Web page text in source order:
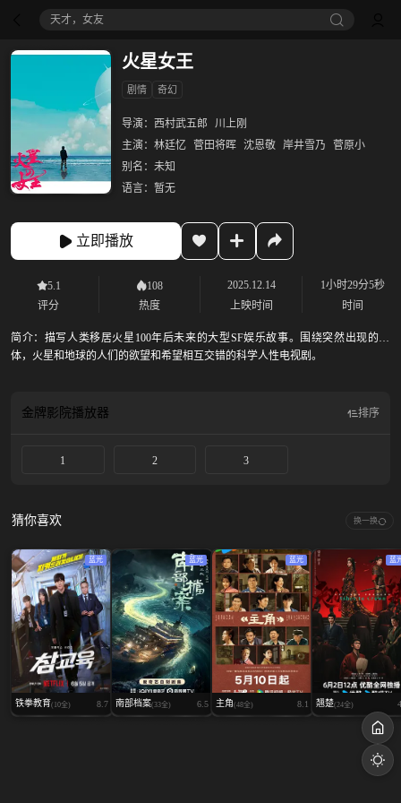
天才，女友
火星女王
剧情 奇幻
导演： 西村武五郎
川上刚
主演： 林廷忆 菅田将晖 沈恩敬 岸井雪乃
菅原小
别名： 未知
语言： 暂无
立即播放
5.1
评分
108
热度
2025.12.14
上映时间
1小时29分5秒
时间
简介： 描写人类移居火星100年后未来的大型SF娱乐故事。围绕突然出现的物
体，火星和地球的人们的欲望和希望相互交错的科学人性电视剧。
金牌影院播放器 排序
1 2 3
猜你喜欢 换一换
蓝光
铁拳教育(10全) 8.7
蓝光
南部档案(33全) 6.5
蓝光
主角(48全) 8.1
蓝
翘楚(24全)